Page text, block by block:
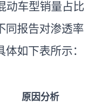
动车型销量占比
同报告对渗透率
如下表所示：
原因分析